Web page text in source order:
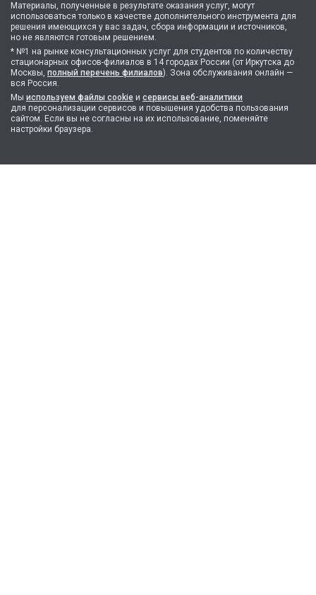
Материалы, полученные в результате оказания услуг, могут
использоваться только в качестве дополнительного инструмента для
решения имеющихся у вас задач, сбора информации и источников,
но не являются готовым решением.
* №1 на рынке консультационных услуг для студентов по количеству
стационарных офисов-филиалов в 14 городах России (от Иркутска до
Москвы, полный перечень филиалов). Зона обслуживания онлайн —
вся Россия.
Мы используем файлы cookie и сервисы веб-аналитики
для персонализации сервисов и повышения удобства пользования
сайтом. Если вы не согласны на их использование, поменяйте
настройки браузера.